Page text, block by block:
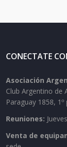
CONECTATE
Asociación
Club Argentino de
Paraguay 1858, 1º
Reuniones:
Venta de